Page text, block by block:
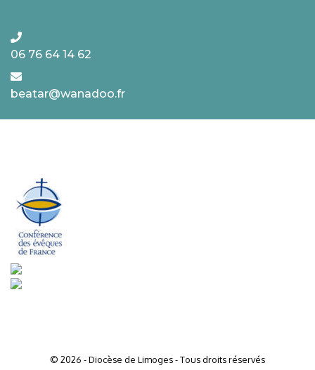
06 76 64 14 62
beatar@wanadoo.fr
© 2026 - Diocèse de Limoges - Tous droits réservés